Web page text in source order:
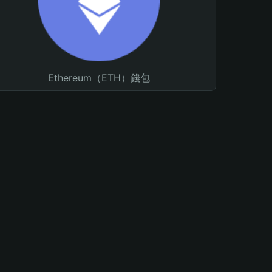
Ethereum（ETH）錢包